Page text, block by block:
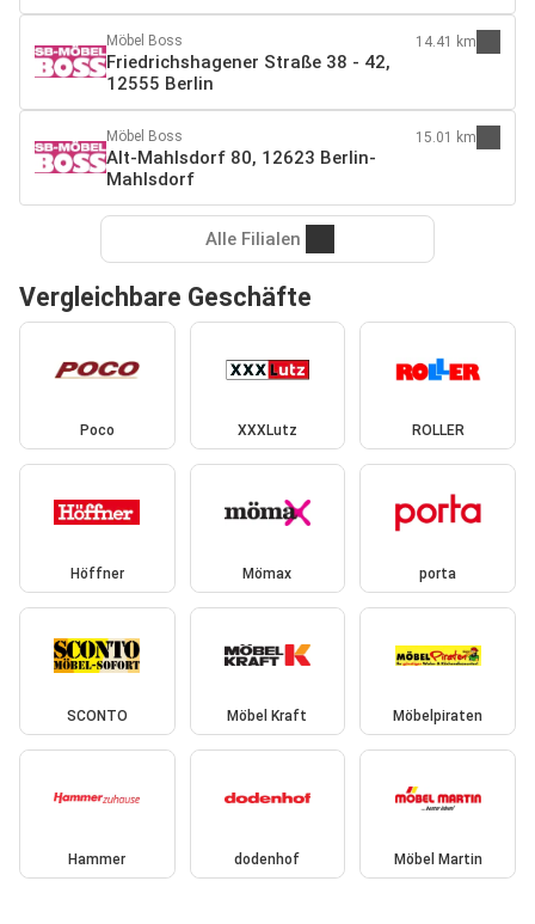
Möbel Boss
Friedrichshagener Straße 38 - 42,
12555 Berlin
14.41 km
Möbel Boss
Alt-Mahlsdorf 80, 12623 Berlin-
Mahlsdorf
15.01 km
Alle Filialen
Vergleichbare Geschäfte
Poco XXXLutz ROLLER
Höffner Mömax porta
SCONTO Möbel Kraft Möbelpiraten
Hammer dodenhof Möbel Martin